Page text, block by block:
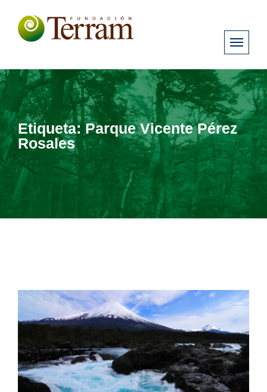
Etiqueta:Parque Vicente Pérez
Rosales